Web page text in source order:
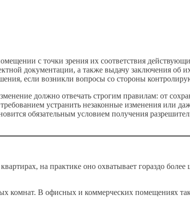
с точки зрения их соответствия
документации, а также выдачу заключения об
если возникли вопросы со стороны
должно отвечать строгим правилам: от
устранить незаконные изменения или
обязательным условием получения
на практике оно охватывает гораздо
комнат. В офисных и коммерческих помещениях